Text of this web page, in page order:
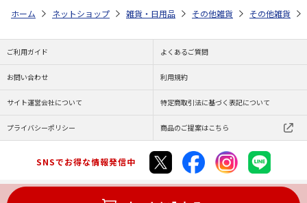
ホーム ネットショップ 雑貨・日用品 その他雑貨 その他雑貨
ご利用ガイド よくあるご質問
お問い合わせ 利用規約
サイト運営会社について 特定商取引法に基づく表記について
プライバシーポリシー 商品のご提案はこちら
SNSでお得な情報発信中